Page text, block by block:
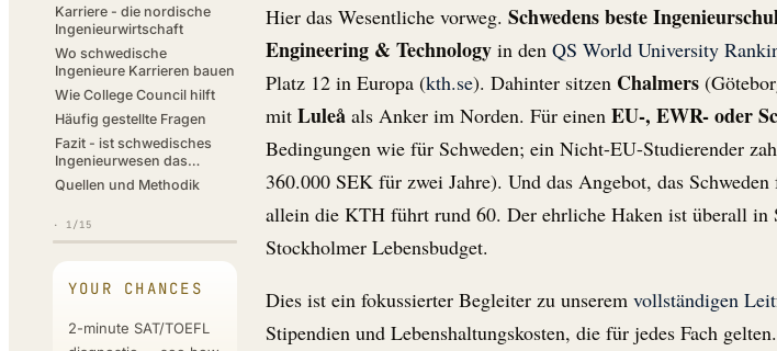
Karriere - die nordische
Ingenieurwirtschaft
Wo schwedische
Ingenieure Karrieren bauen
Wie College Council hilft
Häufig gestellte Fragen
Fazit - ist schwedisches
Ingenieurwesen das
Richtige für dich?
Quellen und Methodik
· 1/15
YOUR CHANCES
2-minute SAT/TOEFL
Hier das Wesentliche vorweg. Schwedens beste
Engineering & Technology in den QS World University
Platz 12 in Europa (kth.se). Dahinter sitzen Chalmers
mit Luleå als Anker im Norden. Für einen EU-, EWR- oder
Bedingungen wie für Schweden; ein Nicht-EU-Studierender
360.000 SEK für zwei Jahre). Und das Angebot, das
allein die KTH führt rund 60. Der ehrliche Haken ist überall in
Stockholmer Lebensbudget.
Dies ist ein fokussierter Begleiter zu unserem vollständigen
Stipendien und Lebenshaltungskosten, die für jedes Fach